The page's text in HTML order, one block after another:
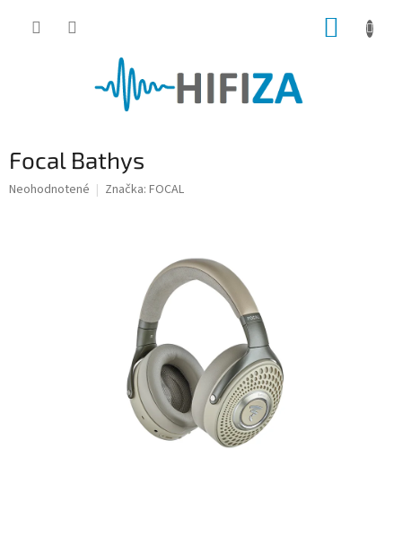
Focal Bathys
Priemerné
Neohodnotené Značka: FOCAL